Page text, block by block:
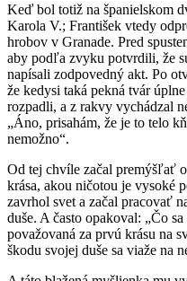
Keď bol totiž na španielskom
Karola V.; František vtedy
hrobov v Granade. Pred
aby podľa zvyku potvrdili, že
napísali zodpovedný akt. Po
že kedysi taká pekná tvár
rozpadli, a z rakvy vychádzal
„Áno, prisahám, že je to telo
nemožno“.
Od tej chvíle začal premýšľať
krása, akou ničotou je vysoké
zavrhol svet a začal pracovať
duše. A často opakoval: „Čo
považovaná za prvú krásu na
škodu svojej duše sa viaže na